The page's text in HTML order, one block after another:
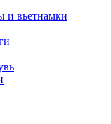
и вьетнамки